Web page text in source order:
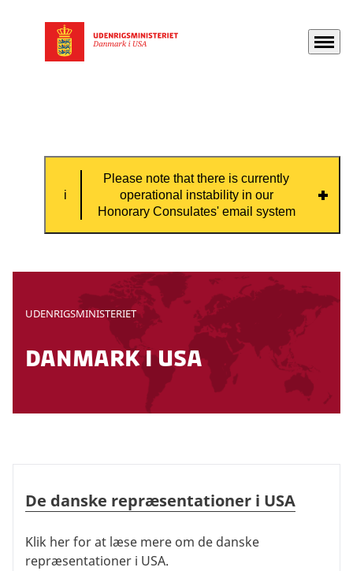
Gå til forsiden Menu
Please note that there is currently
operational instability in our
Honorary Consulates' email system
Please note that there is currently
operational instability in our Honorary
Consulates' email system, which means that
some emails might not be received by the
consulate.
If you need contact with the Honorary
Consulate, please contact them by phone.
Contact information can be found on this
the Danish Embassy directly.
UDENRIGSMINISTERIET
danmark i usa
De danske repræsentationer i USA
Klik her for at læse mere om de danske
repræsentationer i USA.